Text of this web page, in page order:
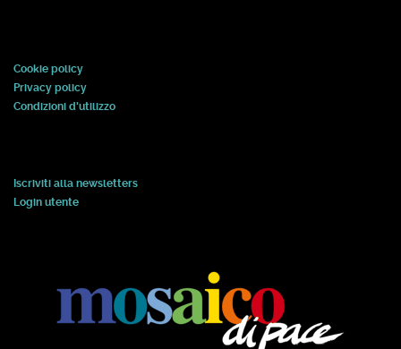
Cookie policy
Privacy policy
Condizioni d'utilizzo
Iscriviti alla newsletters
Login utente